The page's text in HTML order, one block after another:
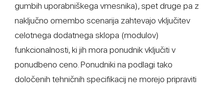
gumbih uporabniškega vmesnika), spet druge pa z
naključno omembo scenarija zahtevajo vključitev
celotnega dodatnega sklopa (modulov)
funkcionalnosti, ki jih mora ponudnik vključiti v
ponudbeno ceno. Ponudniki na podlagi tako
določenih tehničnih specifikacij ne morejo pripraviti